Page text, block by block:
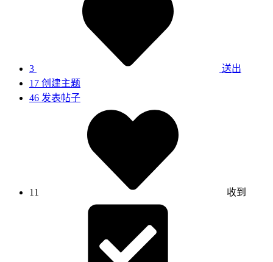
3
送出
17 创建主题
46 发表帖子
11 收到